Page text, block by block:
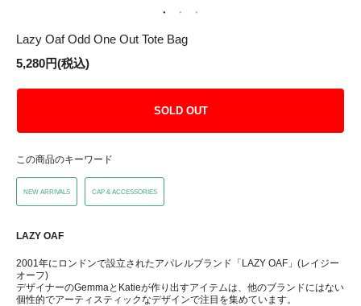
Lazy Oaf Odd One Out Tote Bag
5,280円(税込)
SOLD OUT
この商品のキーワード
NEW ARRIVALS CAP & ACCESSORIES
LAZY OAF
2001年にロンドンで設立されたアパレルブランド「LAZY OAF」(レイジー
オーフ)
デザイナーのGemmaとKatieが作り出すアイテムは、他のブランドにはない
個性的でアーティスティックなデザインで注目を集めています。